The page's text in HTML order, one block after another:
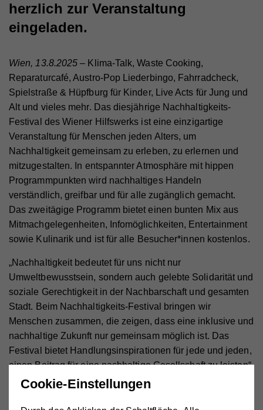
herzlich zur Veranstaltung
eingeladen.
Wien, 13.8.2025 – Klima-Talk, Waste Cooking,
Reparaturcafé, Austro-Pop Liederbingo, Fahrradcheck,
Spielstraße & Hüpfburg für Kinder, Live Acts für Jung und
Alt und vieles mehr. Das diesjährige Nachhaltigkeits-
Festival des Wiener Hilfswerks ist eine einzigartige
Veranstaltung für Menschen jeden Alters, um
Nachhaltigkeit gemeinsam zu erleben, zu erlernen und
mitzugestalten. In entspannter Atmosphäre mit hippen
Programmpunkten wird nachhaltiges Handeln
verständlich, greifbar und für alle zugänglich gemacht.
Das zweitägige Programm bietet einen bunten Mix aus
Mitmachgelegenheiten, Infomöglichkeiten, Entertainment
sowie Kulinarik und ist für alle Besucher*innen kostenlos.
„Nachhaltigkeit bedeutet für uns nicht nur
Umweltbewusstsein, sondern auch gelebte Solidarität und
soziale Gerechtigkeit in der Nachbarschaft und gesamten
Stadt. Beim Nachhaltigkeits-Festival bringen wir
Menschen zusammen, die zeigen, dass eine inklusive und
nachhaltige Zukunft nur gemeinsam möglich ist. Das
Festival bietet Handlungsinspirationen für jede und jeden,
einen Beitrag für eine nachhaltige Gesellschaft zu leisten“,
so Sabine Geringer, Geschäftsführerin des Wiener
Cookie-Einstellungen